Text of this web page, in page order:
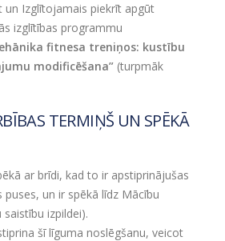
un Izglītojamais piekrīt apgūt
izglītības programmu
fitnesa treniņos: kustību
modificēšana” (turpmāk
TERMIŅŠ UN SPĒKĀ
ar brīdi, kad to ir apstiprinājušas
puses, un ir spēkā līdz Mācību
izpildei).
šī līguma noslēgšanu, veicot